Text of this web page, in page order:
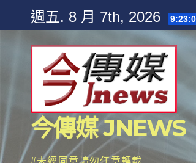
content
週五. 8 月 7th, 2026
今傳媒 JNEWS